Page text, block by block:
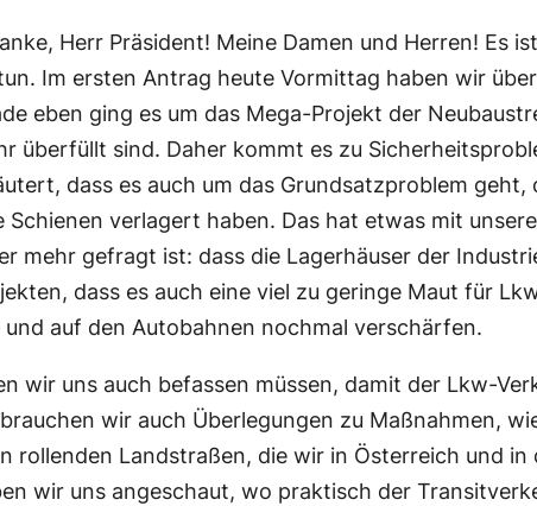
Herr Präsident! Meine Damen und Herren! Es
Im ersten Antrag heute Vormittag haben wir
eben ging es um das Mega-Projekt der
überfüllt sind. Daher kommt es zu
dass es auch um das Grundsatzproblem
Schienen verlagert haben. Das hat etwas mit
mehr gefragt ist: dass die Lagerhäuser der
dass es auch eine viel zu geringe Maut für
auf den Autobahnen nochmal verschärfen.
wir uns auch befassen müssen, damit der Lkw-
wir auch Überlegungen zu Maßnahmen,
rollenden Landstraßen, die wir in Österreich und
wir uns angeschaut, wo praktisch der